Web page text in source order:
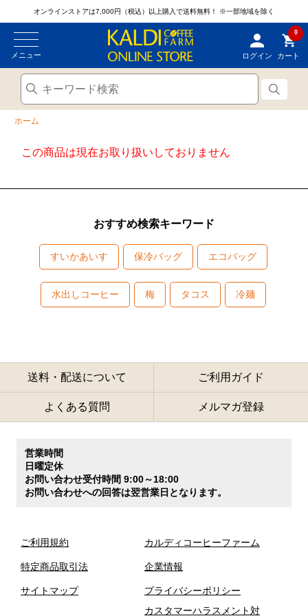
オンラインストアは7,000円（税込）以上購入で送料無料！ ※一部地域を除く
メニュー ログイン
0
カート
ホーム
この商品は現在お取り扱いしておりません
おすすめ検索キーワード
すいかあいす 保冷バッグ エコバッグ
水出しコーヒー 梅 タコス 冷麺
送料・配送について ご利用ガイド
よくある質問 メルマガ登録
営業時間
日曜定休
お問い合わせ受付時間 9:00～18:00
お問い合わせへの回答は翌営業日となります。
ご利用規約
特定商品取引法
サイトマップ
カルディコーヒーファーム
企業情報
プライバシーポリシー
カスタマーハラスメント対